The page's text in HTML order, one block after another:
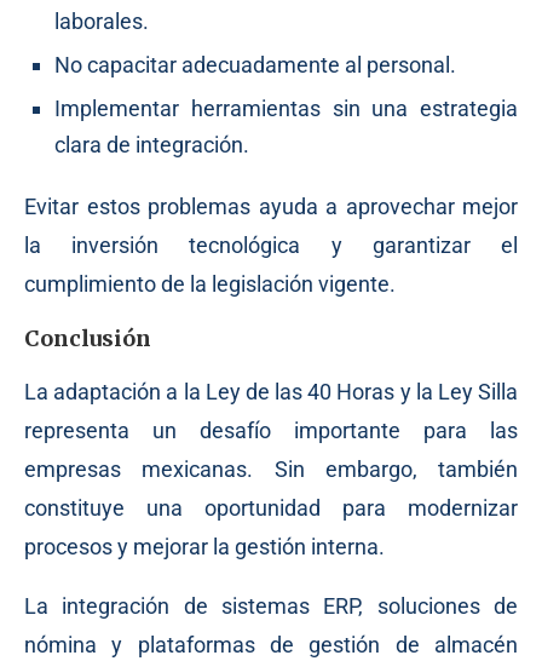
laborales.
No capacitar adecuadamente al personal.
Implementar herramientas sin una estrategia
clara de integración.
Evitar estos problemas ayuda a aprovechar mejor
la inversión tecnológica y garantizar el
cumplimiento de la legislación vigente.
Conclusión
La adaptación a la Ley de las 40 Horas y la Ley Silla
representa un desafío importante para las
empresas mexicanas. Sin embargo, también
constituye una oportunidad para modernizar
procesos y mejorar la gestión interna.
La integración de sistemas ERP, soluciones de
nómina y plataformas de gestión de almacén